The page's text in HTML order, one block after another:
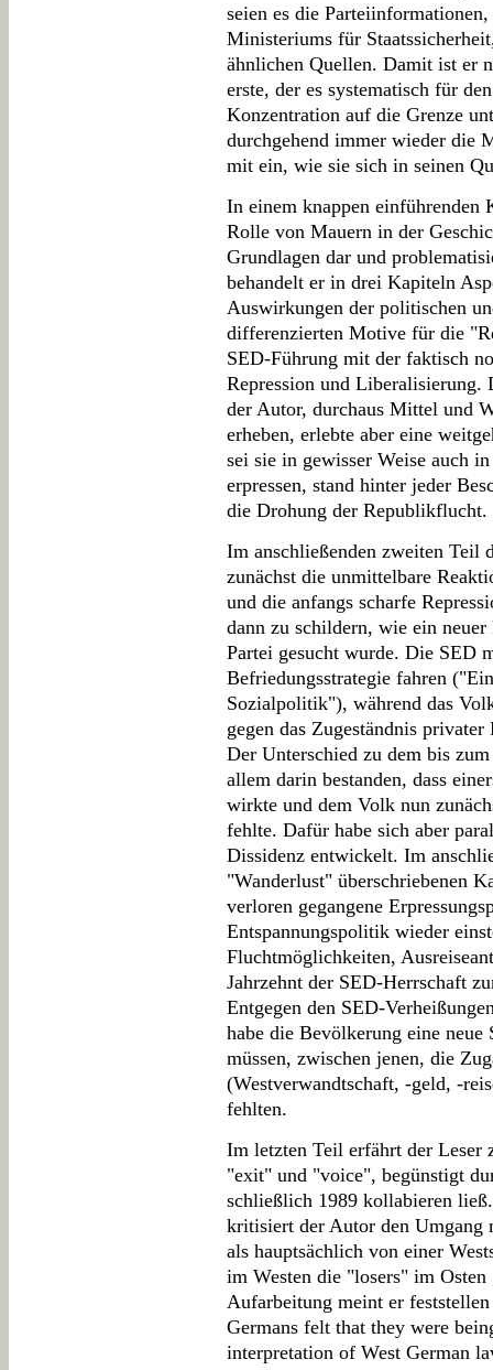
seien es die
Ministeriums für
ähnlichen Quellen. Damit ist er
erste, der es systematisch für
Konzentration auf die Grenze
durchgehend immer wieder die
mit ein, wie sie sich in seinen
In einem knappen einführenden
Rolle von Mauern in der
Grundlagen dar und
behandelt er in drei Kapiteln
Auswirkungen der politischen
differenzierten Motive für die
SED-Führung mit der faktisch
Repression und Liberalisierung.
der Autor, durchaus Mittel und
erheben, erlebte aber eine
sei sie in gewisser Weise auch
erpressen, stand hinter jeder
die Drohung der Republikflucht.
Im anschließenden zweiten Teil
zunächst die unmittelbare
und die anfangs scharfe
dann zu schildern, wie ein
Partei gesucht wurde. Die SED
Befriedungsstrategie fahren
Sozialpolitik"), während das
gegen das Zugeständnis
Der Unterschied zu dem bis
allem darin bestanden, dass
wirkte und dem Volk nun
fehlte. Dafür habe sich aber
Dissidenz entwickelt. Im
"Wanderlust" überschriebenen
verloren gegangene
Entspannungspolitik wieder
Fluchtmöglichkeiten,
Jahrzehnt der SED-Herrschaft
Entgegen den SED-
habe die Bevölkerung eine
müssen, zwischen jenen, die
(Westverwandtschaft, -geld, -
fehlten.
Im letzten Teil erfährt der Leser
"exit" und "voice", begünstigt
schließlich 1989 kollabieren
kritisiert der Autor den Umgang
als hauptsächlich von einer
im Westen die "losers" im
Aufarbeitung meint er
Germans felt that they were
interpretation of West German